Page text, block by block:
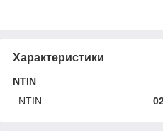
Характеристики
NTIN
NTIN